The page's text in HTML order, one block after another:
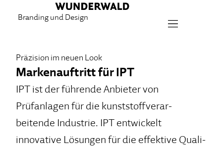
Branding und Design
Präzision im neuen Look
Markenauftritt für IPT
IPT ist der führende Anbieter von
Prüfanlagen für die kunststoff­ver­ar­
beitende Industrie. IPT entwickelt
innovative Lösun­gen für die effektive Qua­li­